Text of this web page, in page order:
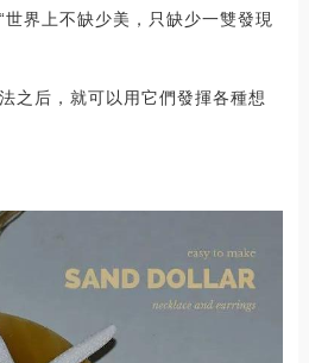
界上不缺少美，只缺少一雙發現
之后，就可以用它們發揮各種想